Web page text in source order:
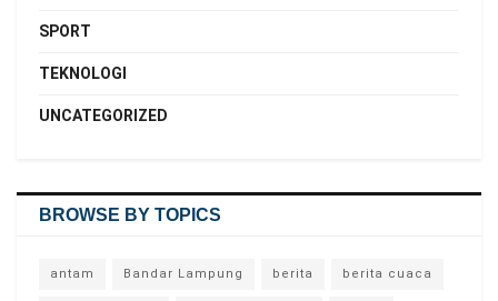
SPORT
TEKNOLOGI
UNCATEGORIZED
BROWSE BY TOPICS
antam Bandar Lampung berita berita cuaca